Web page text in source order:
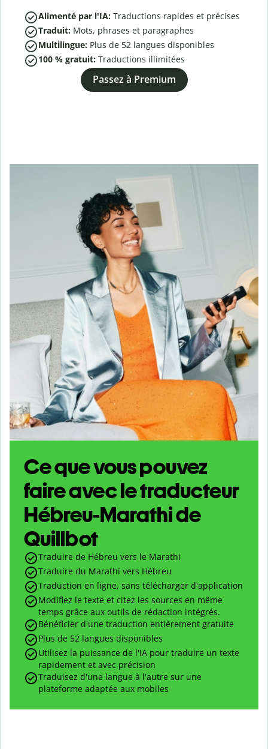
Alimenté par l'IA: Traductions rapides et précises
Traduit: Mots, phrases et paragraphes
Multilingue: Plus de 52 langues disponibles
100 % gratuit: Traductions illimitées
Passez à Premium
Ce que vous pouvez
faire avec le traducteur
Hébreu-Marathi de
Quillbot
Traduire de Hébreu vers le Marathi
Traduire du Marathi vers Hébreu
Traduction en ligne, sans télécharger d'application
Modifiez le texte et citez les sources en même
temps grâce aux outils de rédaction intégrés.
Bénéficier d'une traduction entièrement gratuite
Plus de 52 langues disponibles
Utilisez la puissance de l'IA pour traduire un texte
rapidement et avec précision
Traduisez d'une langue à l'autre sur une
plateforme adaptée aux mobiles